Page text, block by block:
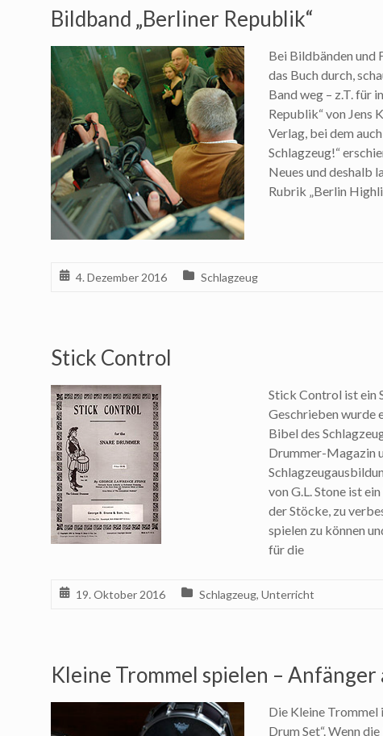
Bildband „Berliner Republik“
Bei Bildbänden und
das Buch durch,
Band weg – z.T. für
Republik“ von Jens
Verlag, bei dem
Schlagzeug!“
Neues und deshalb
Rubrik „Berlin
4. Dezember 2016 Schlagzeug
Stick Control
Stick Control ist ein
Geschrieben wurde
Bibel des
Drummer-Magazin
von G.L. Stone ist
der Stöcke, zu
spielen zu können
für die
19. Oktober 2016 Schlagzeug, Unterricht
Kleine Trommel spielen – Anfänger
Die Kleine Trommel
Drum Set“. Wenn